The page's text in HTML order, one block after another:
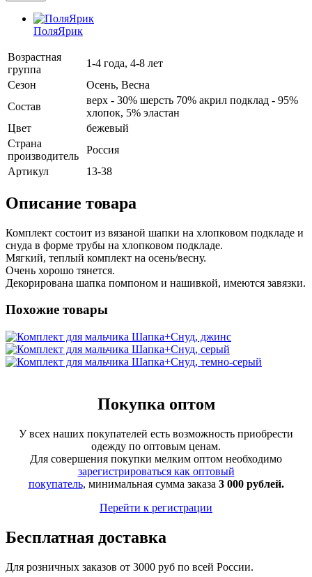
ПоляЯрик
Возрастная
группа
1-4 года, 4-8 лет
Сезон
Осень, Весна
Состав
верх - 30% шерсть 70% акрил подклад - 95%
хлопок, 5% эластан
Цвет
бежевый
Страна
производитель
Россия
Артикул
13-38
Описание товара
Комплект состоит из вязаной шапки на хлопковом подкладе и
снуда в форме трубы на хлопковом подкладе.
Мягкий, теплый комплект на осень/весну.
Очень хорошо тянется.
Декорирована шапка помпоном и нашивкой, имеются завязки.
Похожие товары
Покупка оптом
У всех наших покупателей есть возможность приобрести
одежду по оптовым ценам.
Для совершения покупки мелким оптом необходимо
зарегистрироваться как оптовый
покупатель, минимальная сумма заказа 3 000 рублей.
Перейти к регистрации
Бесплатная доставка
Для розничных заказов от 3000 руб по всей России.